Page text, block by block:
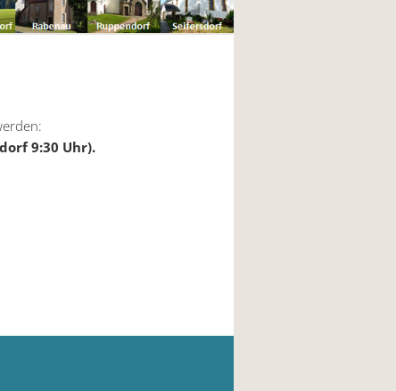
9:30 Uhr).